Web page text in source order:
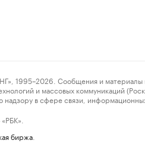
Сообщения и материалы
и массовых коммуникаций
в сфере связи,
биржа